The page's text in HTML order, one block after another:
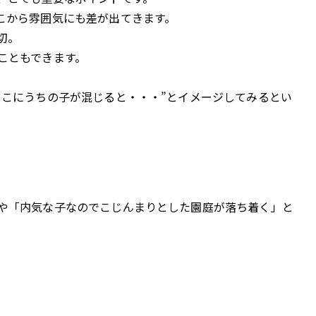
ら雰囲気にも差が出てきます。
もできます。
にうちの子が混じると・・・”とイメージしてみるとい
内気な子なのでこじんまりとした園庭が落ち着く」と